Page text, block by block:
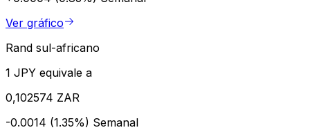
Ver gráfico
Rand sul-africano
1 JPY equivale a
0,102574 ZAR
-0.0014 (1.35%) Semanal